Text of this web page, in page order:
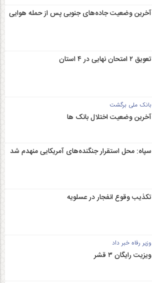
آخرین وضعیت جاده‌های جنوبی پس از حمله هوایی
تعویق ۲ امتحان نهایی در ۴ استان
بانک ملی برگشت
آخرین وضعیت اختلال بانک ها
سپاه: محل استقرار جنگنده‌های آمریکایی منهدم شد
تکذیب وقوع انفجار در عسلویه
وزیر رفاه خبر داد
ویزیت رایگان ۳ قشر